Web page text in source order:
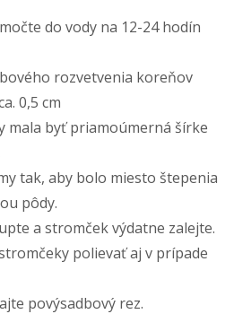
do vody na 12-24 hodín
rozvetvenia koreňov
0,5 cm
mala byť priamoúmerná šírke
tak, aby bolo miesto štepenia
pôdy.
a stromček výdatne zalejte.
polievať aj v prípade
povýsadbový rez.